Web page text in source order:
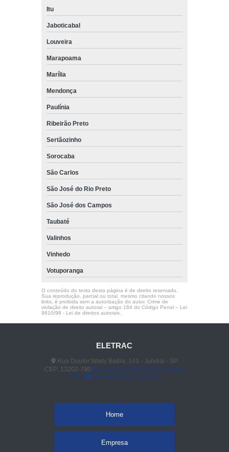
Itu
Jaboticabal
Louveira
Marapoama
Marília
Mendonça
Paulínia
Ribeirão Preto
Sertãozinho
Sorocaba
São Carlos
São José do Rio Preto
São José dos Campos
Taubaté
Valinhos
Vinhedo
Votuporanga
O conteúdo do texto desta página é de direito reservado.
Sua reprodução, parcial ou total, mesmo citando nossos
links, é proibida sem a autorização do autor. Crime de
violação de direito autoral – artigo 184 do Código Penal – Lei
9610/98 - Lei de direitos autorais.
ELETRAC
Rua Doutor Wady Badra, 141 - Jundiaí - SP
CEP: 13202-790
(11) 4523-3890
(11) 96848-
0413
vendas@eletrac.com.br
Home
Empresa